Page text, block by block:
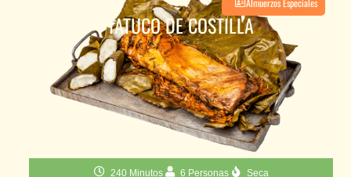
Almuerzos Especiales
TATUCO DE COSTILLA
240 Minutos 6 Personas Seca